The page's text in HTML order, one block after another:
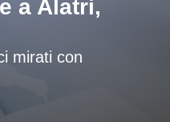
a Alatri,
mirati con